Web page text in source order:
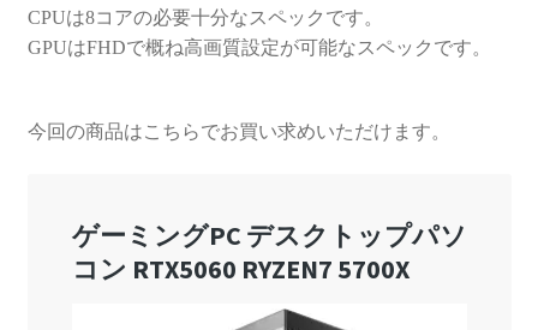
CPUは8コアの必要十分なスペックです。
GPUはFHDで概ね高画質設定が可能なスペックです。
今回の商品はこちらでお買い求めいただけます。